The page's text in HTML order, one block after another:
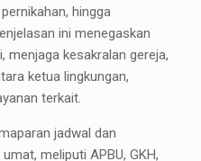
hingga
ini menegaskan
menjaga kesakralan gereja,
ketua lingkungan,
terkait.
jadwal dan
meliputi APBU, GKH,